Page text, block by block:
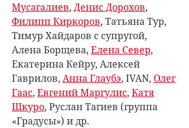
Мусагалиев, Денис Дорохов,
Филипп Киркоров, Татьяна Тур,
Тимур Хайдаров с супругой,
Алена Борщева, Елена Север,
Екатерина Кейру, Алексей
Гаврилов, Анна Глаубэ, IVAN, Олег
Гаас, Евгений Маргулис, Катя
Шкуро, Руслан Тагиев (группа
«Градусы») и др.